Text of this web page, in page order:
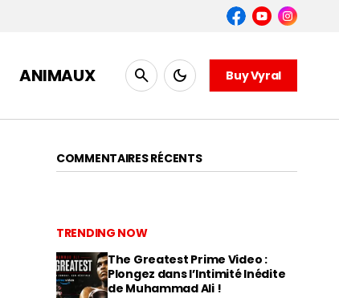
ANIMAUX Buy Vyral
COMMENTAIRES RÉCENTS
TRENDING NOW
The Greatest Prime Video :
Plongez dans l’Intimité Inédite
de Muhammad Ali !